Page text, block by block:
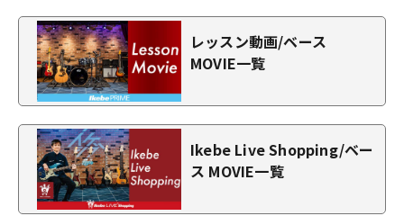
レッスン動画/ベース
MOVIE一覧
Ikebe Live Shopping/ベー
ス MOVIE一覧